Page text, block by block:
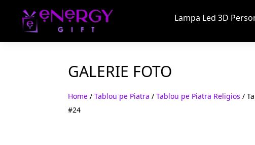
Lampa Led 3D
GALERIE FOTO
Home /Tablou pe Piatra /Tablou pe Piatra Religios /
#24